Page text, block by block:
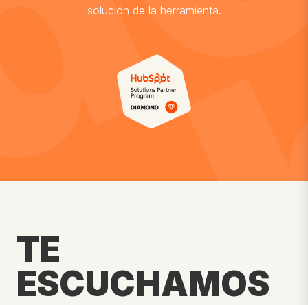
solución de la herramienta.
TE
ESCUCHAMOS